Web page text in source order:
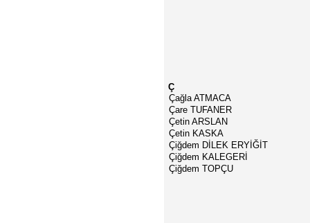
Ç
Çağla ATMACA
Çare TUFANER
Çetin ARSLAN
Çetin KASKA
Çiğdem DİLEK ERYİĞİT
Çiğdem KALEGERİ
Çiğdem TOPÇU